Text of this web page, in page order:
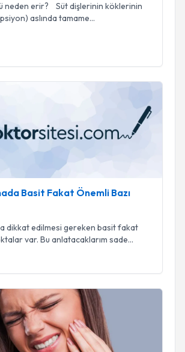
dişlerinin köklerinin
aslında tamame...
Basit Fakat Önemli Bazı
dikkat edilmesi gereken basit fakat
var. Bu anlatacaklarım sade...
Neden Sorun Çıkarırlar?